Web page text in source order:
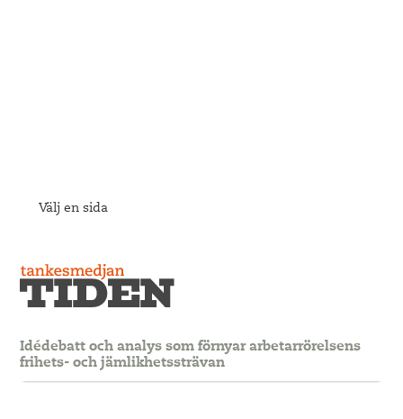
Välj en sida
Idédebatt och analys som förnyar arbetarrörelsens
frihets- och jämlikhetssträvan